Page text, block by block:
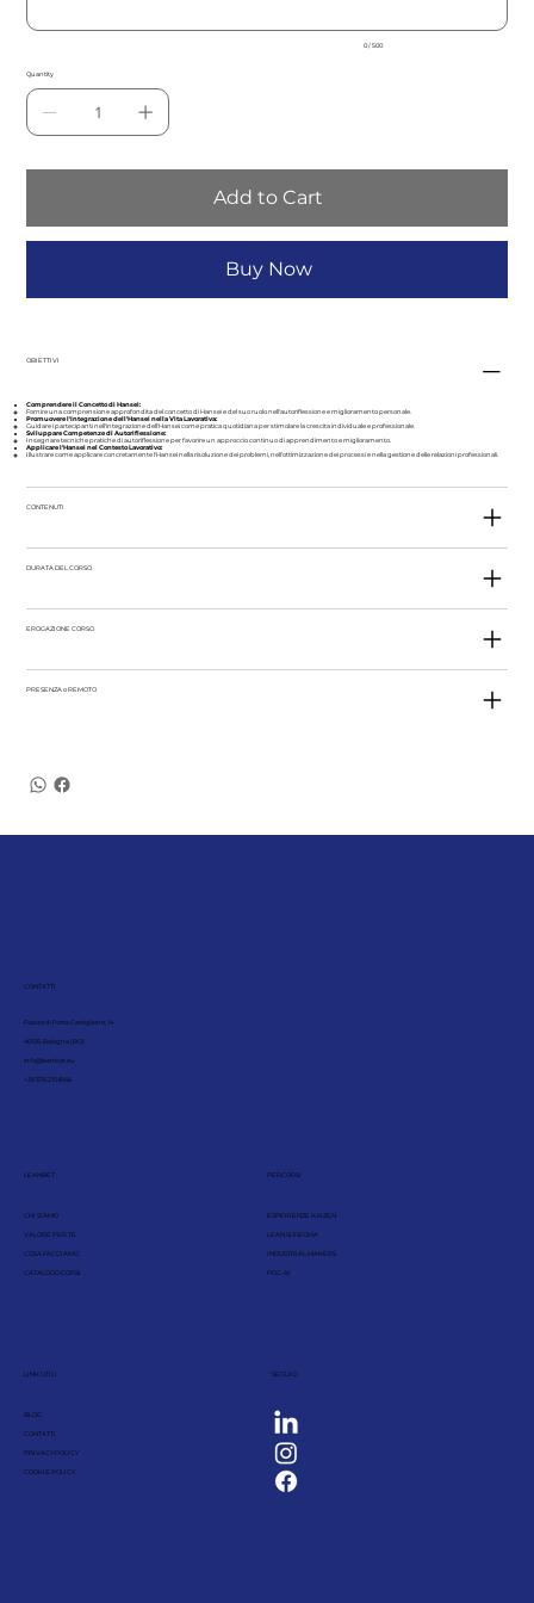
0 / 500
Quantity
Add to Cart
Buy Now
OBIETTIVI
Comprendere il Concetto di Hansei:
Fornire una comprensione approfondita del concetto di Hansei e del suo ruolo nell'autoriflessione e miglioramento personale.
Promuovere l'Integrazione dell'Hansei nella Vita Lavorativa:
Guidare i partecipanti nell'integrazione dell'Hansei come pratica quotidiana per stimolare la crescita individuale e professionale.
Sviluppare Competenze di Autoriflessione:
Insegnare tecniche pratiche di autoriflessione per favorire un approccio continuo di apprendimento e miglioramento.
Applicare l'Hansei nel Contesto Lavorativo:
Illustrare come applicare concretamente l'Hansei nella risoluzione dei problemi, nell'ottimizzazione dei processi e nella gestione delle relazioni professionali.
CONTENUTI
DURATA DEL CORSO
EROGAZIONE CORSO
PRESENZA o REMOTO
CONTATTI
Piazza di Porta Castiglione, 14
40136, Bologna (BO)
info@leanbet.eu
+39 376 210 8166
LEANBET
CHI SIAMO
VALORE PER TE
COSA FACCIAMO
CATALOGO CORSI
PERCORSI
ESPERIENZE KAIZEN
LEAN SIX SIGMA
INDUSTRIAL MAKERS
PDC-AI
LINK UTILI
BLOG
CONTATTI
PRIVACY POLICY
COOKIE POLICY
SEGUICI